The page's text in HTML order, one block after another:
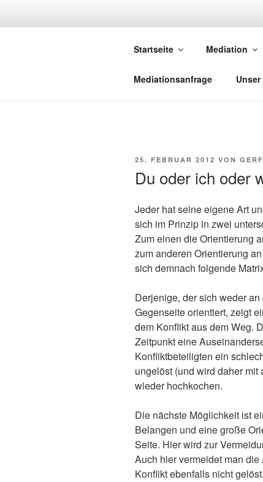
Startseite Mediation
Mediationsanfrage
VERÖFFENTLICHT
25. FEBRUAR 2012 VON
Du oder ich oder
Jeder hat seine eigene Art
sich im Prinzip in zwei
Zum einen die Orientierung
zum anderen Orientierung
sich demnach folgende
Derjenige, der sich weder
Gegenseite orientiert, zeigt
dem Konflikt aus dem Weg.
Zeitpunkt eine
Konfliktbeteiligten ein
ungelöst (und wird daher
wieder hochkochen.
Die nächste Möglichkeit ist
Belangen und eine große
Seite. Hier wird zur
Auch hier vermeidet man
Konflikt ebenfalls nicht gelöst.